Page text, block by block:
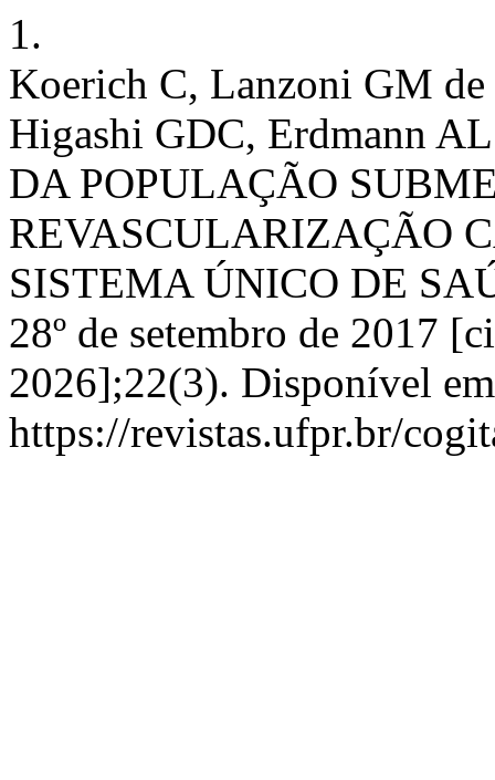
1.
Koerich C, Lanzoni GM
Higashi GDC, Erdmann
DA POPULAÇÃO
REVASCULARIZAÇÃO
SISTEMA ÚNICO DE
28º de setembro de 2017
2026];22(3). Disponível
https://revistas.ufpr.br/